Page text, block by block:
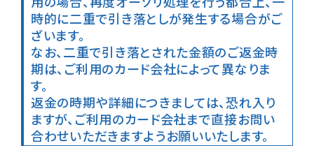
時的に二重で引き落としが発生する場合がご
ざいます。
なお、二重で引き落とされた金額のご返金時
期は、ご利用のカード会社によって異なりま
す。
返金の時期や詳細につきましては、恐れ入り
ますが、ご利用のカード会社まで直接お問い
合わせいただきますようお願いいたします。